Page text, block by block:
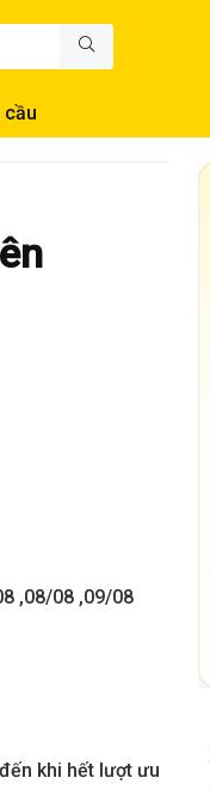
cầu
,08/08 ,09/08
khi hết lượt ưu